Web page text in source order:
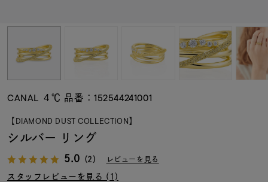
ト
CANAL ４℃ 品番：152544241001
【DIAMOND DUST COLLECTION】
シルバー リング
5.0 （2） レビューを見る
スタッフレビューを見る (1)